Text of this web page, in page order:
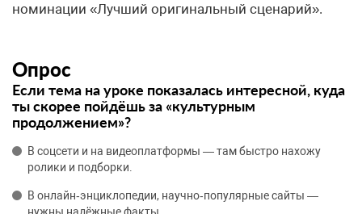
номинации «Лучший оригинальный сценарий».
Опрос
Если тема на уроке показалась интересной, куда
ты скорее пойдёшь за «культурным
продолжением»?
В соцсети и на видеоплатформы — там быстро нахожу
ролики и подборки.
В онлайн‑энциклопедии, научно‑популярные сайты —